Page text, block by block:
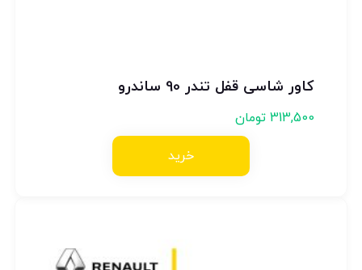
کاور شاسی قفل تندر 90 ساندرو
313,500 تومان
خرید